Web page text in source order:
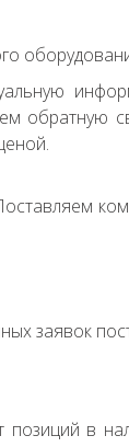
обратную
заявок
в